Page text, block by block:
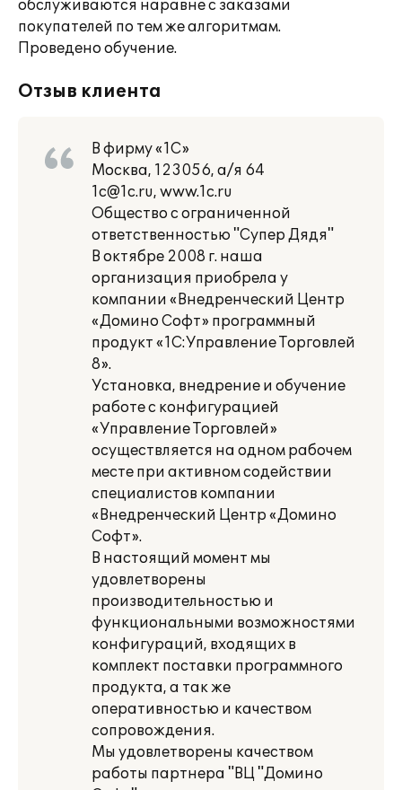
обслуживаются наравне с заказами
покупателей по тем же алгоритмам.
Проведено обучение.
Отзыв клиента
В фирму «1С»
Москва, 123056, а/я 64
1c@1c.ru, www.1c.ru
Общество с ограниченной
ответственностью "Супер Дядя"
В октябре 2008 г. наша
организация приобрела у
компании «Внедренческий Центр
«Домино Софт» программный
продукт «1С:Управление Торговлей
8».
Установка, внедрение и обучение
работе с конфигурацией
«Управление Торговлей»
осуществляется на одном рабочем
месте при активном содействии
специалистов компании
«Внедренческий Центр «Домино
Софт».
В настоящий момент мы
удовлетворены
производительностью и
функциональными возможностями
конфигураций, входящих в
комплект поставки программного
продукта, а так же
оперативностью и качеством
сопровождения.
Мы удовлетворены качеством
работы партнера "ВЦ "Домино